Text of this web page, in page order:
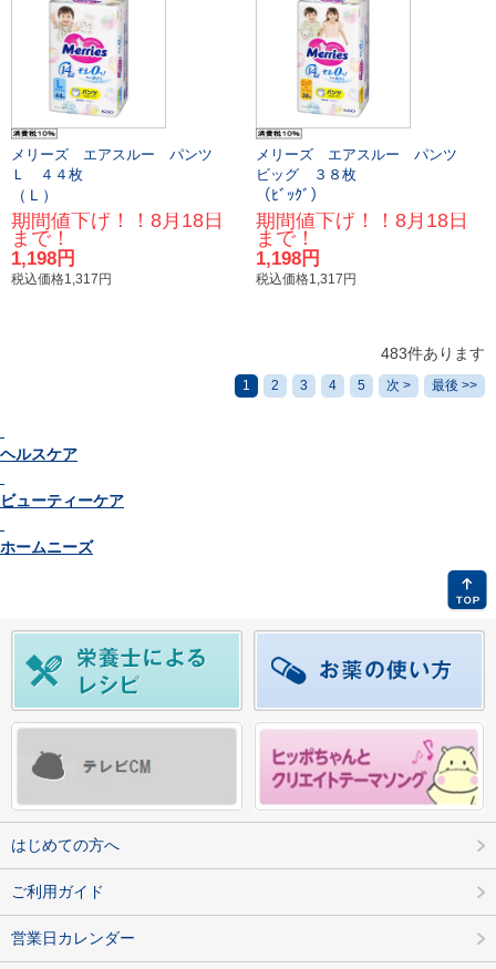
メリーズ エアスルー パンツ
Ｌ ４４枚
（Ｌ）
期間値下げ！！8月18日
まで！
1,198円
税込価格1,317円
メリーズ エアスルー パンツ
ビッグ ３８枚
（ﾋﾞｯｸﾞ）
期間値下げ！！8月18日
まで！
1,198円
税込価格1,317円
483件あります
1 2 3 4 5 次 > 最後 >>
ヘルスケア
ビューティーケア
ホームニーズ
はじめての方へ
ご利用ガイド
営業日カレンダー